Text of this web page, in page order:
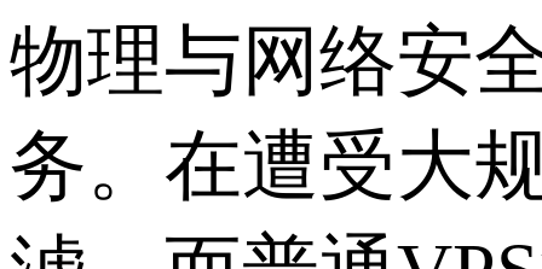
物理与网络安
务。在遭受大